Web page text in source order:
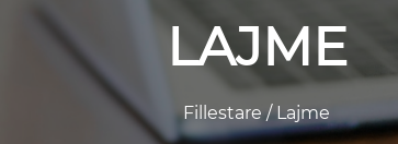
LAJME
Fillestare/Lajme